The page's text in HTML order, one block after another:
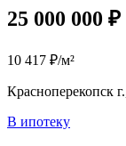
25 000 000 ₽
10 417 ₽/м²
Красноперекопск
В ипотеку